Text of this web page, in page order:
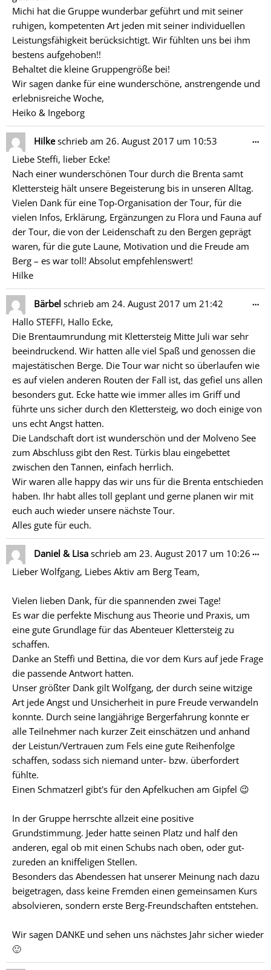
Michi hat die Gruppe wunderbar geführt und mit seiner
ruhigen, kompetenten Art jeden mit seiner individuellen
Leistungsfähigkeit berücksichtigt. Wir fühlten uns bei ihm
bestens aufgehoben!!
Behaltet die kleine Gruppengröße bei!
Wir sagen danke für eine wunderschöne, anstrengende und
erlebnisreiche Woche,
Heiko & Ingeborg
Hilkeschrieb am 26. August 2017 um 10:53
Liebe Steffi, lieber Ecke!
Nach einer wunderschönen Tour durch die Brenta samt
Klettersteig hält unsere Begeisterung bis in unseren Alltag.
Vielen Dank für eine Top-Organisation der Tour, für die
vielen Infos, Erklärung, Ergänzungen zu Flora und Fauna auf
der Tour, die von der Leidenschaft zu den Bergen geprägt
waren, für die gute Laune, Motivation und die Freude am
Berg – es war toll! Absolut empfehlenswert!
Hilke
…
Bärbel schrieb am 24. August 2017 um 21:42
Hallo STEFFI, Hallo Ecke,
Die Brentaumrundung mit Klettersteig Mitte Juli war sehr
beeindruckend. Wir hatten alle viel Spaß und genossen die
majestätischen Berge. Die Tour war nicht so überlaufen wie
es auf vielen anderen Routen der Fall ist, das gefiel uns allen
besonders gut. Ecke hatte wie immer alles im Griff und
führte uns sicher durch den Klettersteig, wo doch einige von
uns echt Angst hatten.
Die Landschaft dort ist wunderschön und der Molveno See
zum Abschluss gibt den Rest. Türkis blau eingebettet
zwischen den Tannen, einfach herrlich.
Wir waren alle happy das wir uns für die Brenta entschieden
haben. Ihr habt alles toll geplant und gerne planen wir mit
euch auch wieder unsere nächste Tour.
Alles gute für euch.
…
Daniel & Lisa schrieb am 23. August 2017 um 10:26
Lieber Wolfgang, Liebes Aktiv am Berg Team,
Vielen lieben Dank, für die spannenden zwei Tage!
Es war die perfekte Mischung aus Theorie und Praxis, um
eine gute Grundlage für das Abenteuer Klettersteig zu
schaffen.
Danke an Steffi und Bettina, die vor dem Kurs auf jede Frage
die passende Antwort hatten.
Unser größter Dank gilt Wolfgang, der durch seine witzige
Art jede Angst und Unsicherheit in pure Freude verwandeln
konnte. Durch seine langjährige Bergerfahrung konnte er
alle Teilnehmer nach kurzer Zeit einschätzen und anhand
der Leistun/Vertrauen zum Fels eine gute Reihenfolge
schaffen, sodass sich niemand unter- bzw. überfordert
fühlte.
Einen Schmatzerl gibt's für den Apfelkuchen am Gipfel 😉
In der Gruppe herrschte allzeit eine positive
Grundstimmung. Jeder hatte seinen Platz und half den
anderen, egal ob mit einen Schubs nach oben, oder gut-
zureden an kniffeligen Stellen.
Besonders das Abendessen hat unserer Meinung nach dazu
beigetragen, dass keine Fremden einen gemeinsamen Kurs
absolvieren, sondern erste Berg-Freundschaften entstehen.
Wir sagen DANKE und sehen uns nächstes Jahr sicher wieder
🙂
…